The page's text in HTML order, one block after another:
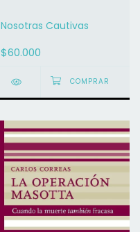
Nosotras Cautivas
$60.000